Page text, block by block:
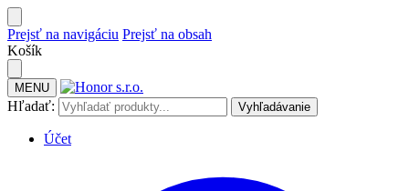
Prejsť na navigáciu Prejsť na obsah
Košík
MENU
Hľadať: Vyhľadávanie
Účet